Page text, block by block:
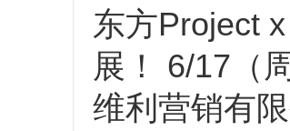
东方Project
展！ 6/17（
维利营销有限